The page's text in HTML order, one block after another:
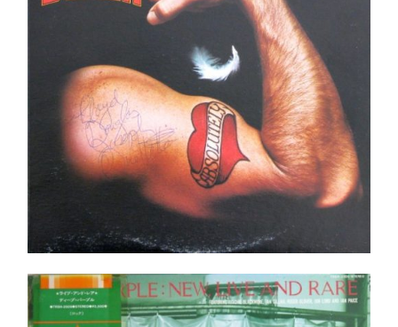
Deep Purple – New, Live And Rare LP- JAPAN
Pressing+OBI Shrink!